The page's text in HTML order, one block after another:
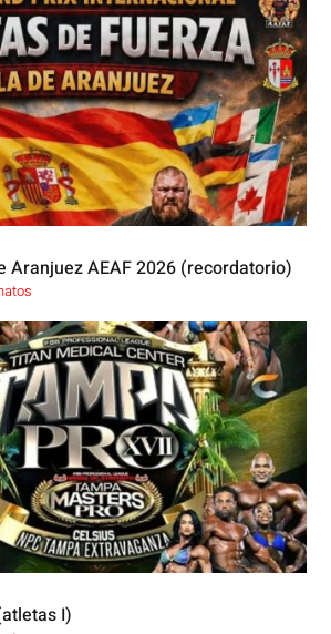
Aranjuez AEAF 2026 (recordatorio)
I)